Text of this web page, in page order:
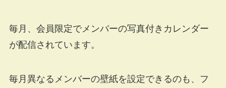
毎月、会員限定でメンバーの写真付きカレンダー
が配信されています。
毎月異なるメンバーの壁紙を設定できるのも、フ